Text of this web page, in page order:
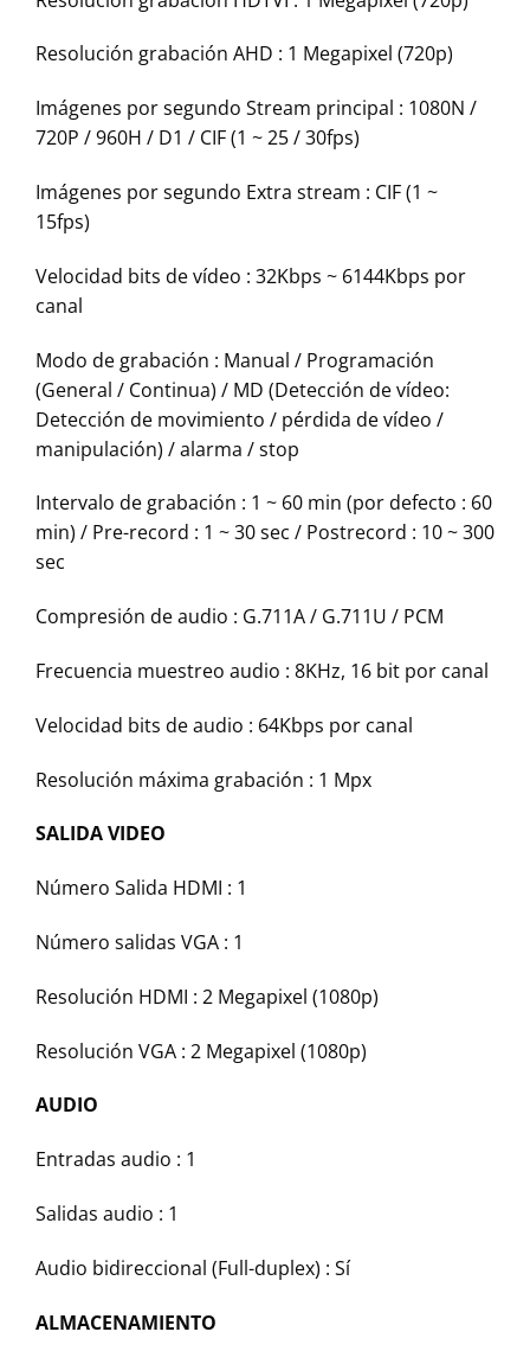
Resolución grabación AHD : 1 Megapixel (720p)
Imágenes por segundo Stream principal : 1080N /
720P / 960H / D1 / CIF (1 ~ 25 / 30fps)
Imágenes por segundo Extra stream : CIF (1 ~
15fps)
Velocidad bits de vídeo : 32Kbps ~ 6144Kbps por
canal
Modo de grabación : Manual / Programación
(General / Continua) / MD (Detección de vídeo:
Detección de movimiento / pérdida de vídeo /
manipulación) / alarma / stop
Intervalo de grabación : 1 ~ 60 min (por defecto : 60
min) / Pre-record : 1 ~ 30 sec / Postrecord : 10 ~ 300
sec
Compresión de audio : G.711A / G.711U / PCM
Frecuencia muestreo audio : 8KHz, 16 bit por canal
Velocidad bits de audio : 64Kbps por canal
Resolución máxima grabación : 1 Mpx
SALIDA VIDEO
Número Salida HDMI : 1
Número salidas VGA : 1
Resolución HDMI : 2 Megapixel (1080p)
Resolución VGA : 2 Megapixel (1080p)
AUDIO
Entradas audio : 1
Salidas audio : 1
Audio bidireccional (Full-duplex) : Sí
ALMACENAMIENTO